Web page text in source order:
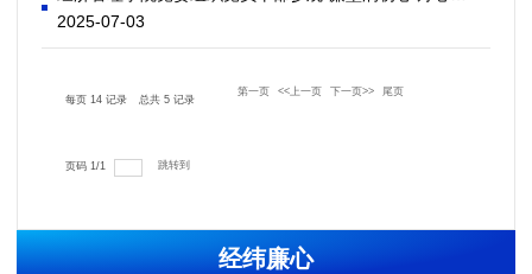
经纬廉心
2025-07-03
每页 14记录 总共 5记录
第一页 <<上一页 下一页>> 尾页
页码 1/1 跳转到